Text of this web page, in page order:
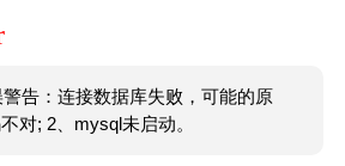
告：连接数据库失败，可能的原
对; 2、mysql未启动。